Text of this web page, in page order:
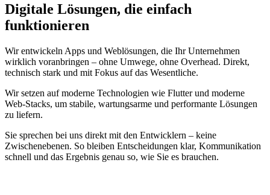
Digitale Lösungen, die einfach
funktionieren
Wir entwickeln Apps und Weblösungen, die Ihr Unternehmen
wirklich voranbringen – ohne Umwege, ohne Overhead. Direkt,
technisch stark und mit Fokus auf das Wesentliche.
Wir setzen auf moderne Technologien wie Flutter und moderne
Web-Stacks, um stabile, wartungsarme und performante Lösungen
zu liefern.
Sie sprechen bei uns direkt mit den Entwicklern – keine
Zwischenebenen. So bleiben Entscheidungen klar, Kommunikation
schnell und das Ergebnis genau so, wie Sie es brauchen.